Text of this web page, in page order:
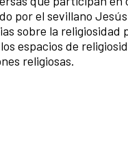
por el sevillano
sobre la religiosidad
espacios de
religiosas.